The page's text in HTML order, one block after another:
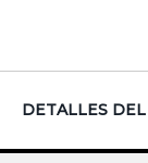
DETALLES